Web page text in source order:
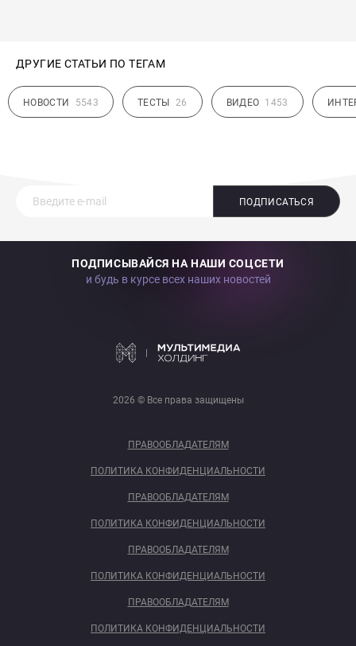
ДРУГИЕ СТАТЬИ ПО ТЕГАМ
НОВОСТИ 5543 ТЕСТЫ 26 ВИДЕО 1453
ПОДПИСАТЬСЯ
ПОДПИСЫВАЙСЯ НА НАШИ СОЦСЕТИ
и будь в курсе всех наших новостей
2026 © Все права защищены
ПРАВООБЛАДАТЕЛЯМ
ПОЛИТИКА КОНФИДЕНЦИАЛЬНОСТИ
ПРАВООБЛАДАТЕЛЯМ
ПОЛИТИКА КОНФИДЕНЦИАЛЬНОСТИ
ПРАВООБЛАДАТЕЛЯМ
ПОЛИТИКА КОНФИДЕНЦИАЛЬНОСТИ
ПРАВООБЛАДАТЕЛЯМ
ПОЛИТИКА КОНФИДЕНЦИАЛЬНОСТИ